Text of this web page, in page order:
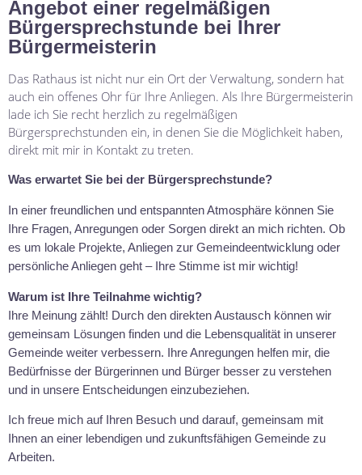
Angebot einer regelmäßigen
Bürgersprechstunde bei Ihrer
Bürgermeisterin
Das Rathaus ist nicht nur ein Ort der Verwaltung, sondern hat
auch ein offenes Ohr für Ihre Anliegen. Als Ihre Bürgermeisterin
lade ich Sie recht herzlich zu regelmäßigen
Bürgersprechstunden ein, in denen Sie die Möglichkeit haben,
direkt mit mir in Kontakt zu treten.
Was erwartet Sie bei der Bürgersprechstunde?
In einer freundlichen und entspannten Atmosphäre können Sie
Ihre Fragen, Anregungen oder Sorgen direkt an mich richten. Ob
es um lokale Projekte, Anliegen zur Gemeindeentwicklung oder
persönliche Anliegen geht – Ihre Stimme ist mir wichtig!
Warum ist Ihre Teilnahme wichtig?
Ihre Meinung zählt! Durch den direkten Austausch können wir
gemeinsam Lösungen finden und die Lebensqualität in unserer
Gemeinde weiter verbessern. Ihre Anregungen helfen mir, die
Bedürfnisse der Bürgerinnen und Bürger besser zu verstehen
und in unsere Entscheidungen einzubeziehen.
Ich freue mich auf Ihren Besuch und darauf, gemeinsam mit
Ihnen an einer lebendigen und zukunftsfähigen Gemeinde zu
Arbeiten.